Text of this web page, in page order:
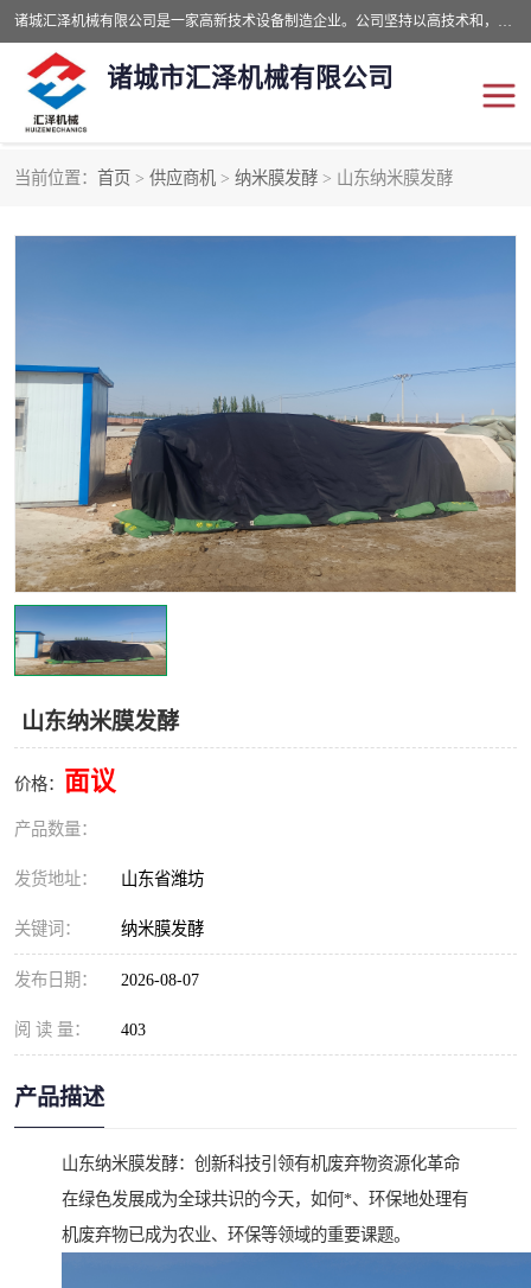
诸城汇泽机械有限公司是一家高新技术设备制造企业。公司坚持以高技术和，高服务于用户，以的环保机械制造设备赢的用户的信赖。现在主要生产死亡畜禽无害化处理和立式和卧式有机肥设备，搅拌机，烘干机，高温发酵机等。污水处理设备，固液分离机。气浮机，化制机等。公司秉承品质，用户至上，科技创新的经营理。
诸城市汇泽机械有限公司
当前位置： 首页 > 供应商机 > 纳米膜发酵 > 山东纳米膜发酵
山东纳米膜发酵
价格： 面议
产品数量：
发货地址： 山东省潍坊
关键词： 纳米膜发酵
发布日期： 2026-08-07
阅 读 量： 403
产品描述
山东纳米膜发酵：创新科技引领有机废弃物资源化革命
在绿色发展成为全球共识的今天，如何*、环保地处理有
机废弃物已成为农业、环保等领域的重要课题。
膜式堆肥机 纳米膜发酵
膜式发酵仓 分子膜堆肥仓
分子膜发酵堆肥设备